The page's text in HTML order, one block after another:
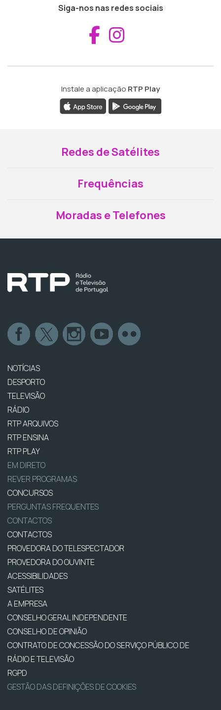
Siga-nos nas redes sociais
Aceder ao
Instale a aplicação RTP Play
Redes de Satélites
Frequências
Moradas e Telefones
NOTÍCIAS
DESPORTO
TELEVISÃO
RÁDIO
RTP ARQUIVOS
RTP ENSINA
RTP PLAY
EM DIRETO
REVER PROGRAMAS
CONCURSOS
PERGUNTAS FREQUENTES
CONTACTOS
CONTACTOS
PROVEDORA DO TELESPECTADOR
PROVEDORA DO OUVINTE
ACESSIBILIDADES
SATÉLITES
A EMPRESA
CONSELHO GERAL INDEPENDENTE
CONSELHO DE OPINIÃO
CONTRATO DE CONCESSÃO DO SERVIÇO PÚBLICO DE
RÁDIO E TELEVISÃO
RGPD
GESTÃO DAS DEFINIÇÕES DE COOKIES